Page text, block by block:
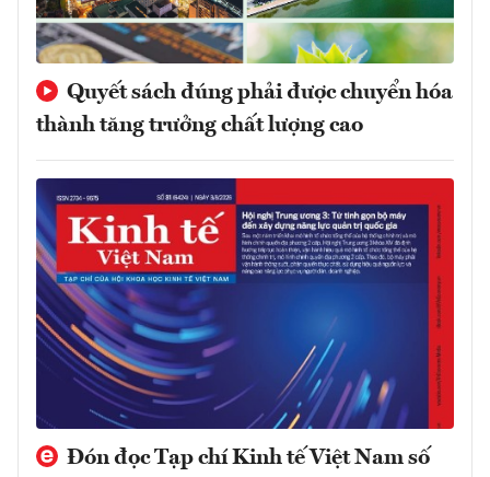
Quyết sách đúng phải được chuyển hóa
thành tăng trưởng chất lượng cao
Đón đọc Tạp chí Kinh tế Việt Nam số